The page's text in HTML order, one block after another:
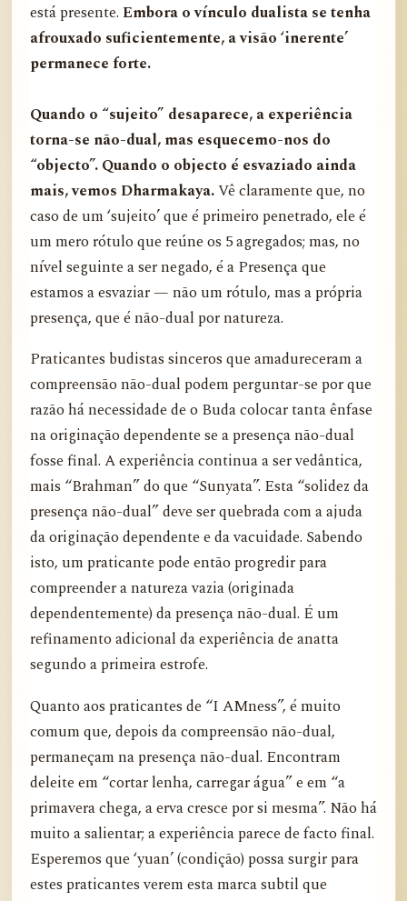
está presente. Embora o vínculo dualista se tenha
afrouxado suficientemente, a visão ‘inerente’
permanece forte.
Quando o “sujeito” desaparece, a experiência
torna-se não-dual, mas esquecemo-nos do
“objecto”. Quando o objecto é esvaziado ainda
mais, vemos Dharmakaya.Vê claramente que, no
caso de um ‘sujeito’ que é primeiro penetrado, ele é
um mero rótulo que reúne os 5 agregados; mas, no
nível seguinte a ser negado, é a Presença que
estamos a esvaziar — não um rótulo, mas a própria
presença, que é não-dual por natureza.
Praticantes budistas sinceros que amadureceram a
compreensão não-dual podem perguntar-se por que
razão há necessidade de o Buda colocar tanta ênfase
na originação dependente se a presença não-dual
fosse final. A experiência continua a ser vedântica,
mais “Brahman” do que “Sunyata”. Esta “solidez da
presença não-dual” deve ser quebrada com a ajuda
da originação dependente e da vacuidade. Sabendo
isto, um praticante pode então progredir para
compreender a natureza vazia (originada
dependentemente) da presença não-dual. É um
refinamento adicional da experiência de anatta
segundo a primeira estrofe.
Quanto aos praticantes de “I AMness”, é muito
comum que, depois da compreensão não-dual,
permaneçam na presença não-dual. Encontram
deleite em “cortar lenha, carregar água” e em “a
primavera chega, a erva cresce por si mesma”. Não há
muito a salientar; a experiência parece de facto final.
Esperemos que ‘yuan’ (condição) possa surgir para
estes praticantes verem esta marca subtil que